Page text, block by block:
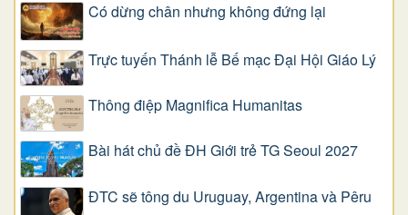
Có dừng chân nhưng không đứng lại
Trực tuyến Thánh lễ Bế mạc Đại Hội Giáo Lý
Thông điệp Magnifica Humanitas
Bài hát chủ đề ĐH Giới trẻ TG Seoul 2027
ĐTC sẽ tông du Uruguay, Argentina và Pêru